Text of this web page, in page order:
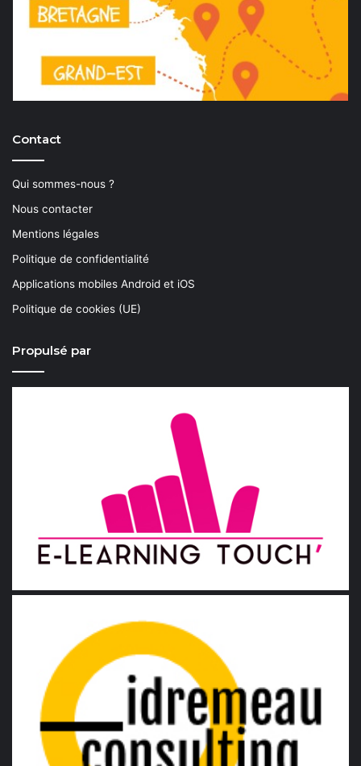
Contact
Qui sommes-nous ?
Nous contacter
Mentions légales
Politique de confidentialité
Applications mobiles Android et iOS
Politique de cookies (UE)
Propulsé par